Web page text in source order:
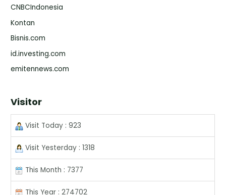
CNBCIndonesia
Kontan
Bisnis.com
id.investing.com
emitennews.com
Visitor
Visit Today : 923
Visit Yesterday : 1318
This Month : 7377
This Year : 274702